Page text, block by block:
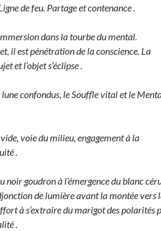
de feu. Partage et contenance .
dans la tourbe du mental.
il est pénétration de la conscience. La
et l’objet s’éclipse .
lune confondus, le Souffle vital et le
voie du milieu, engagement à la
.
goudron à l’émergence du blanc
de lumière avant la montée vers
à s’extraire du marigot des polarités
.